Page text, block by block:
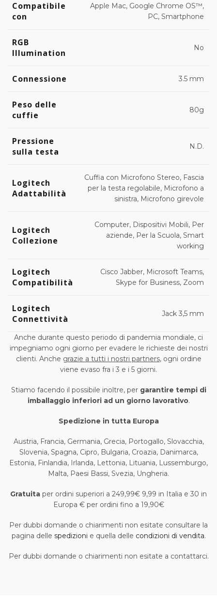
Compatibile
con
Apple Mac, Google Chrome OS™,
PC, Smartphone
RGB
Illumination
No
Connessione 3.5 mm
Peso delle
cuffie
80g
Pressione
sulla testa
N.D.
Logitech
Adattabilità
Cuffia con Microfono Stereo, Fascia
per la testa regolabile, Microfono a
sinistra, Microfono girevole
Logitech
Collezione
Computer, Dispositivi Mobili, Per
aziende, Per la Scuola, Smart
working
Logitech
Compatibilità
Cisco Jabber, Microsoft Teams,
Skype for Business, Zoom
Logitech
Connettività
Jack 3,5 mm
Anche durante questo periodo di pandemia mondiale, ci
impegniamo ogni giorno per evadere le richieste dei nostri
clienti. Anche grazie a tutti i nostri partners, ogni ordine
viene evaso fra i 3 e i 5 giorni.
Stiamo facendo il possibile inoltre, per garantire tempi di
imballaggio inferiori ad un giorno lavorativo.
Spedizione in tutta Europa
Austria, Francia, Germania, Grecia, Portogallo, Slovacchia,
Slovenia, Spagna, Cipro, Bulgaria, Croazia, Danimarca,
Estonia, Finlandia, Irlanda, Lettonia, Lituania, Lussemburgo,
Malta, Paesi Bassi, Svezia, Ungheria.
Gratuita per ordini superiori a 249,99€ 9,99 in Italia e 30 in
Europa € per ordini fino a 19,90€
Per dubbi domande o chiarimenti non esitate consultare la
pagina delle spedizioni e quella delle condizioni di vendita.
Per dubbi domande o chiarimenti non esitate a contattarci.